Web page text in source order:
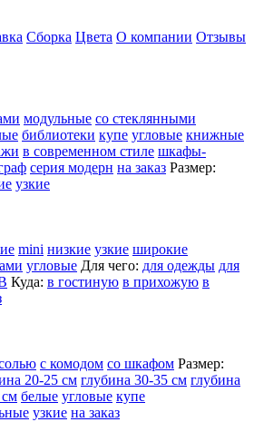
Сборка Цвета О компании Отзывы
модульные со стеклянными
библиотеки купе угловые книжные
в современном стиле шкафы-
серия модерн на заказ Размер:
узкие
mini низкие узкие широкие
угловые Для чего: для одежды для
Куда: в гостиную в прихожую в
с комодом со шкафом Размер:
20-25 см глубина 30-35 см глубина
см белые угловые купе
узкие на заказ